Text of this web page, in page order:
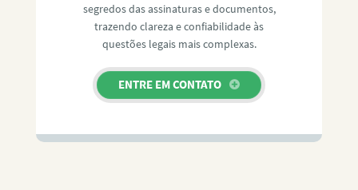
segredos das assinaturas e documentos,
trazendo clareza e confiabilidade às
questões legais mais complexas.
ENTRE EM CONTATO